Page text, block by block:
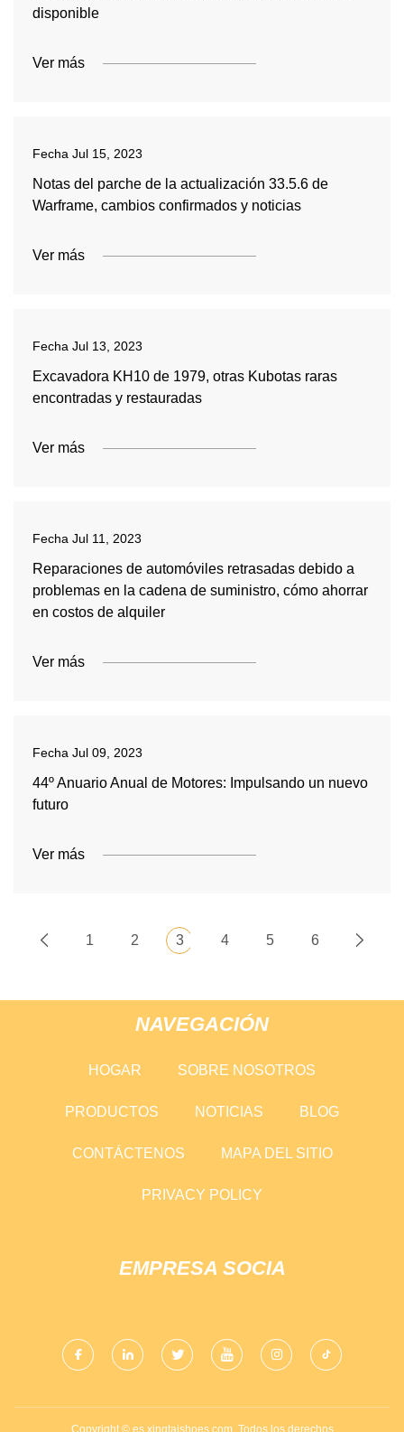
disponible
Ver más
Fecha Jul 15, 2023
Notas del parche de la actualización 33.5.6 de
Warframe, cambios confirmados y noticias
Ver más
Fecha Jul 13, 2023
Excavadora KH10 de 1979, otras Kubotas raras
encontradas y restauradas
Ver más
Fecha Jul 11, 2023
Reparaciones de automóviles retrasadas debido a
problemas en la cadena de suministro, cómo ahorrar
en costos de alquiler
Ver más
Fecha Jul 09, 2023
44º Anuario Anual de Motores: Impulsando un nuevo
futuro
Ver más
1 2 3 4 5 6
NAVEGACIÓN
HOGAR SOBRE NOSOTROS
PRODUCTOS NOTICIAS BLOG
CONTÁCTENOS MAPA DEL SITIO
PRIVACY POLICY
EMPRESA SOCIA
Copyright © es.xingtaishoes.com, Todos los derechos